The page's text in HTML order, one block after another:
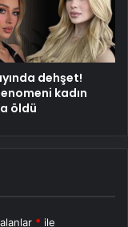
dehşet!
kadın
öldü
* ile